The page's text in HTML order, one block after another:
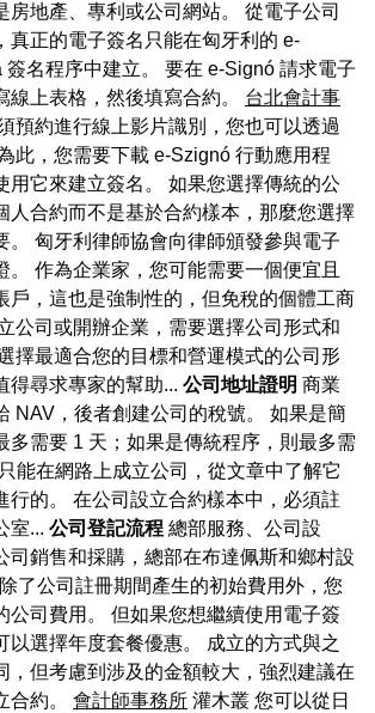
房地產、專利或公司網站。 從電子公司
真正的電子簽名只能在匈牙利的 e-
簽名程序中建立。 要在 e-Signó 請求電子
線上表格，然後填寫合約。 台北會計事
預約進行線上影片識別，您也可以透過
此，您需要下載 e-Szignó 行動應用程
用它來建立簽名。 如果您選擇傳統的公
人合約而不是基於合約樣本，那麼您選擇
。 匈牙利律師協會向律師頒發參與電子
。 作為企業家，您可能需要一個便宜且
戶，這也是強制性的，但免稅的個體工商
公司或開辦企業，需要選擇公司形式和
擇最適合您的目標和營運模式的公司形
得尋求專家的幫助... 公司地址證明 商業
NAV，後者創建公司的稅號。 如果是簡
多需要 1 天；如果是傳統程序，則最多需
能在網路上成立公司，從文章中了解它
行的。 在公司設立合約樣本中，必須註
室... 公司登記流程 總部服務、公司設
司銷售和採購，總部在布達佩斯和鄉村設
了公司註冊期間產生的初始費用外，您
公司費用。 但如果您想繼續使用電子簽
以選擇年度套餐優惠。 成立的方式與之
，但考慮到涉及的金額較大，強烈建議在
合約。 會計師事務所 灌木叢 您可以從日